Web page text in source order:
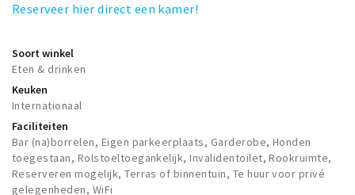
Reserveer hier direct een kamer!
Soort winkel
Eten & drinken
Keuken
Internationaal
Faciliteiten
Bar (na)borrelen, Eigen parkeerplaats, Garderobe, Honden
toegestaan, Rolstoeltoegankelijk, Invalidentoilet, Rookruimte,
Reserveren mogelijk, Terras of binnentuin, Te huur voor privé
gelegenheden, WiFi